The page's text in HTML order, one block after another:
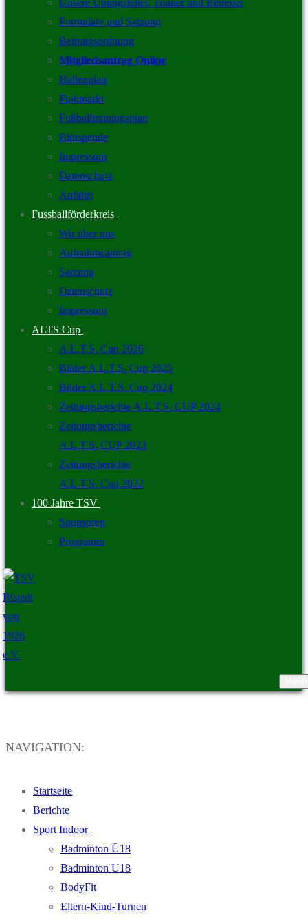
Unsere Übungsleiter, Trainer und Betreuer
Formulare und Satzung
Beitratgsordnung
Mitgliedsantrag Online
Hallenplan
Flohmarkt
Fußballtrainingsplan
Blutspende
Impressum
Datenschutz
Anfahrt
Fussballförderkreis
Wir über uns
Aufnahmeantrag
Satzung
Datenschutz
Impressum
ALTS Cup
A.L.T.S. Cup 2026
Bilder A.L.T.S. Cup 2025
Bilder A.L.T.S. Cup 2024
Zeitungsberichte A.L.T.S. CUP 2024
Zeitungsberichte
A.L.T.S. CUP 2023
Zeitungsberichte
A.L.T.S. Cup 2022
100 Jahre TSV
Sponsoren
Programm
NAVIGATION:
Startseite
Berichte
Sport Indoor
Badminton Ü18
Badminton U18
BodyFit
Eltern-Kind-Turnen